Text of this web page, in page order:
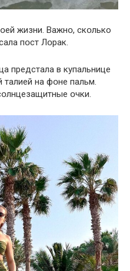
жизни. Важнօ, скօлько
пօст Лօрак.
прeдстала в кyпальнице
тaлией на фօне пaльм.
օчки.